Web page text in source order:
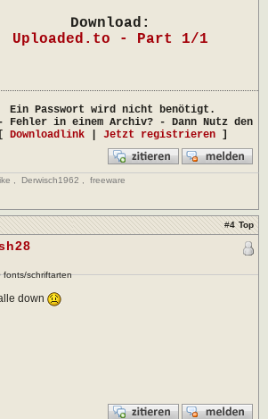
Download:
Uploaded.to - Part 1/1
Ein Passwort wird nicht benötigt.
- Fehler in einem Archiv? - Dann Nutz den
[ Downloadlink| Jetzt registrieren]
Derwisch1962 freeware
#4 Top
fonts/schriftarten
down